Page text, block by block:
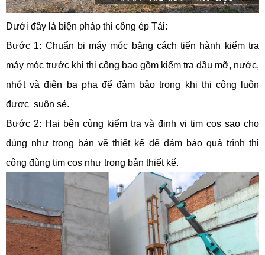
Dưới đây là biện pháp thi công ép Tải:
Bước 1: Chuẩn bị máy móc bằng cách tiến hành kiểm tra
máy móc trước khi thi công bao gồm kiểm tra dầu mỡ, nước,
nhớt và điện ba pha để đảm bảo trong khi thi công luôn
đươc suôn sẻ.
Bước 2: Hai bên cùng kiểm tra và định vị tim cos sao cho
đúng như trong bản vẽ thiết kế để đảm bảo quá trình thi
công đùng tim cos như trong bản thiết kế.